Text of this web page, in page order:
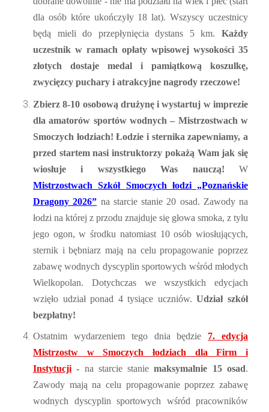
dla osób które ukończyły 18 lat). Wszyscy uczestnicy
będą mieli do przepłynięcia dystans 5 km. Każdy
uczestnik w ramach opłaty wpisowej wysokości 35
złotych dostaje medal i pamiątkową koszulkę,
zwycięzcy puchary i atrakcyjne nagrody rzeczowe!
Zbierz 8-10 osobową drużynę i wystartuj w imprezie
dla amatorów sportów wodnych – Mistrzostwach w
Smoczych łodziach! Łodzie i sternika zapewniamy, a
przed startem nasi instruktorzy pokażą Wam jak się
wiosłuje i wszystkiego Was nauczą! W
MistrzostwachSzkół Smoczych łodzi„Poznańskie
Dragony 2026” na starcie stanie 20 osad. Zawody na
łodzi na której z przodu znajduje się głowa smoka, z tyłu
jego ogon, w środku natomiast 10 osób wiosłujących,
sternik i bębniarz mają na celu propagowanie poprzez
zabawę wodnych dyscyplin sportowych wśród młodych
Wielkopolan. Dotychczas we wszystkich edycjach
wzięło udział ponad 4 tysiące uczniów.Udział szkół
bezpłatny!
Ostatnim wydarzeniem tego dnia będzie 7. edycja
Mistrzostw w Smoczych łodziach dla Firm i
Instytucji - na starcie staniemaksymalnie 15 osad.
Zawody mają na celu propagowanie poprzez zabawę
wodnych dyscyplin sportowych wśród pracowników